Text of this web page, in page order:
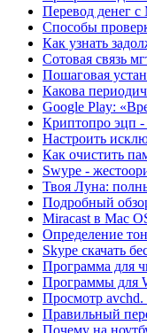
Перевод денег
Способы
Как узнать
Сотовая связь
Пошаговая
Какова
Google Play:
Криптопро эцп -
Настроить
Как очистить
Swype -
Твоя Луна:
Подробный
Miracast в Mac
Определение
Skype скачать
Программа для
Программы для
Просмотр
Правильный
Почему на